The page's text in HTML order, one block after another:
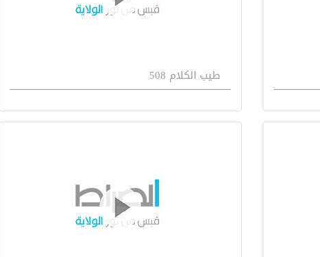
طيب الكلام 508